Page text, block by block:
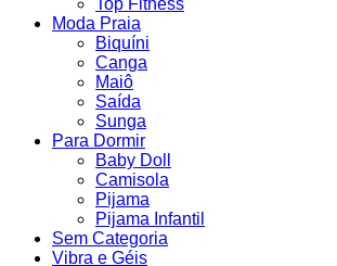
Top Fitness
Moda Praia
Biquíni
Canga
Maiô
Saída
Sunga
Para Dormir
Baby Doll
Camisola
Pijama
Pijama Infantil
Sem Categoria
Vibra e Géis